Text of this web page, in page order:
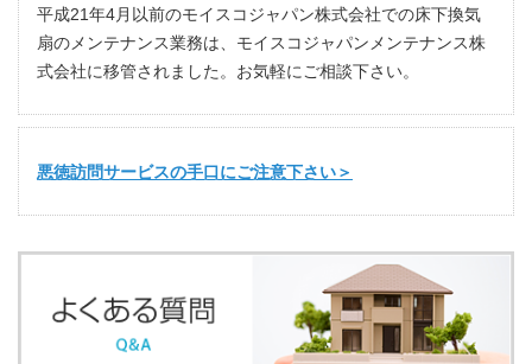
平成21年4月以前のモイスコジャパン株式会社での床下換気
扇のメンテナンス業務は、モイスコジャパンメンテナンス株
式会社に移管されました。お気軽にご相談下さい。
悪徳訪問サービスの手口にご注意下さい＞